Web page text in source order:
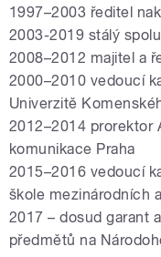
1997–2003 ředitel
2003-2019 stálý
2008–2012 majitel a
2000–2010 vedoucí
Univerzitě
2012–2014 prorektor
komunikace Praha
2015–2016 vedoucí
škole mezinárodních
2017 – dosud garant
předmětů na